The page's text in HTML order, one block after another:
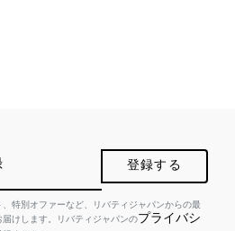
登録する
特別オファーなど、リバティジャパンからの最
けします。リバティジャパンのプライバシ